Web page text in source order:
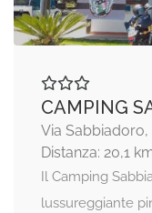
CAMPING
Via
Distanza: 20,1
Il Camping
lussureggiante